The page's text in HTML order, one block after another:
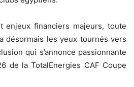
enjeux financiers majeurs, toute
désormais les yeux tournés vers
qui s’annonce passionnante
de la TotalEnergies CAF Coupe